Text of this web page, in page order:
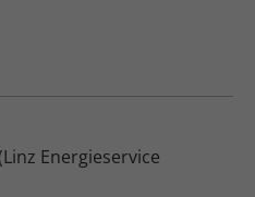
Energieservice